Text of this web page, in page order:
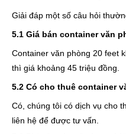
Giải đáp một số câu hỏi
5.1 Giá bán container văn
Container văn phòng 20 feet
thì giá khoảng 45 triệu đồng.
5.2 Có cho thuê container
Có, chúng tôi có dịch vụ cho
liên hệ để được tư vấn.